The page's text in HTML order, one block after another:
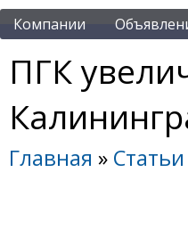
Компании
ПГК
Главная » Статьи